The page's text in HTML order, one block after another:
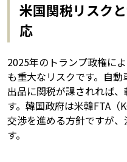
米国関税リスク
応
2025年のトランプ政権に
も重大なリスクです。自
出品に関税が課されれば
す。韓国政府は米韓FTA（
交渉を進める方針ですが
す。